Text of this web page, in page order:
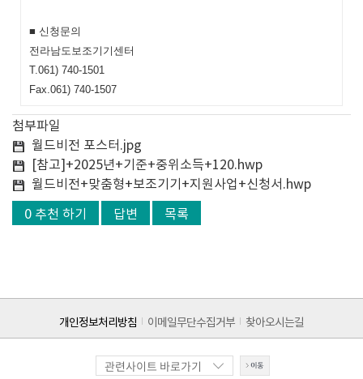
■ 신청문의
전라남도보조기기센터
T.061) 740-1501
Fax.061) 740-1507
첨부파일
월드비전 포스터.jpg
[참고]+2025년+기준+중위소득+120.hwp
월드비전+맞춤형+보조기기+지원사업+신청서.hwp
0 추천 하기
답변 목록
개인정보처리방침 이메일무단수집거부 찾아오시는길